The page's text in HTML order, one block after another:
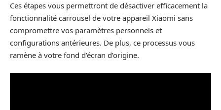
Ces étapes vous permettront de désactiver efficacement la
fonctionnalité carrousel de votre appareil Xiaomi sans
compromettre vos paramètres personnels et
configurations antérieures. De plus, ce processus vous
ramène à votre fond d’écran d’origine.